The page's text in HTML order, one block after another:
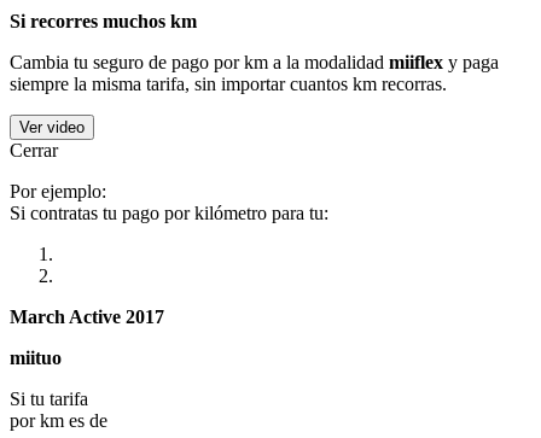
Si recorres muchos km
Cambia tu seguro de pago por km a la modalidad miiflex y paga
siempre la misma tarifa, sin importar cuantos km recorras.
Ver video
Cerrar
Por ejemplo:
Si contratas tu pago por kilómetro para tu:
March Active 2017
miituo
Si tu tarifa
por km es de